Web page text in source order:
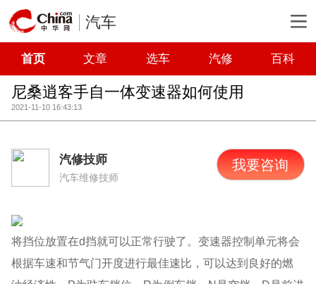
汽车
首页 文章 选车 汽修 百科
尼桑逍客手自一体变速器如何使用
2021-11-10 16:43:13
汽修技师
汽车维修技师
我要咨询
将挡位放置在d挡就可以正常行驶了。变速器控制单元将会
根据车速和节气门开度进行最佳速比，可以达到良好的燃